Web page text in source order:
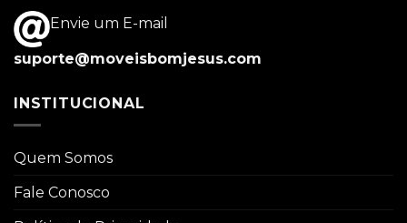
Envie um E-mail
suporte@moveisbomjesus.com
INSTITUCIONAL
Quem Somos
Fale Conosco